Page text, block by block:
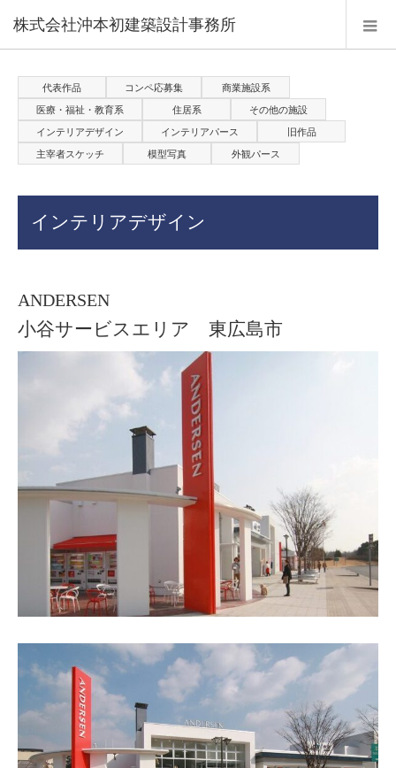
株式会社沖本初建築設計事務所
代表作品 コンペ応募集 商業施設系
医療・福祉・教育系 住居系 その他の施設
インテリアデザイン インテリアパース 旧作品
主宰者スケッチ 模型写真 外観パース
インテリアデザイン
ANDERSEN
小谷サービスエリア 東広島市